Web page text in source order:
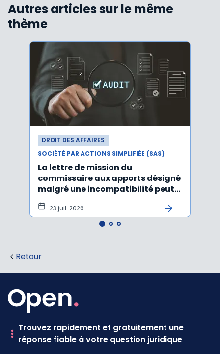
Autres articles sur le même
thème
DROIT DES AFFAIRES
SOCIÉTÉ PAR ACTIONS SIMPLIFIÉE (SAS)
La lettre de mission du
commissaire aux apports désigné
malgré une incompatibilité peut
être annulée
23 juil. 2026
Retour
Trouvez rapidement et gratuitement une
réponse fiable à votre question juridique